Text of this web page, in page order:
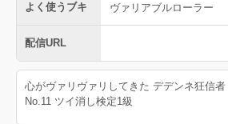
よく使うブキ ヴァリアブルローラー
配信URL
心がヴァリヴァリしてきた デデンネ狂信
No.11 ツイ消し検定1級